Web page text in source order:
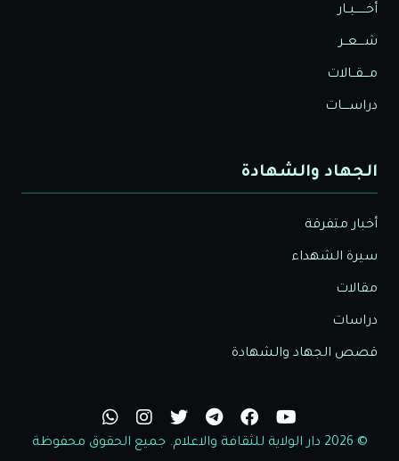
أخــــــبــار
شــــعــر
مـــقــالات
دراســــات
الجهاد والشهادة
أخبار متفرقة
سيرة الشهداء
مقالات
دراسات
قصص الجهاد والشهادة
© 2026 دار الولاية للثقافة والاعلام. جميع الحقوق محفوظة